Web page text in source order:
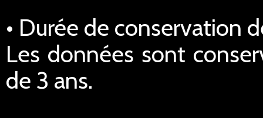
• Durée de conservation
Les données sont
de 3 ans.